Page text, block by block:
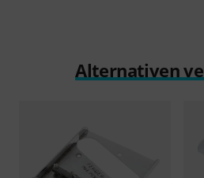
Alternativen